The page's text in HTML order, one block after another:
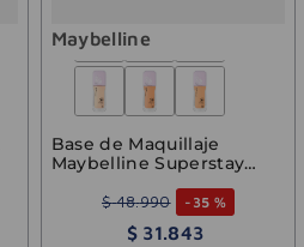
Maybelline
Base de Maquillaje
Maybelline Superstay
$ 48.990 - 35 %
$ 31 843